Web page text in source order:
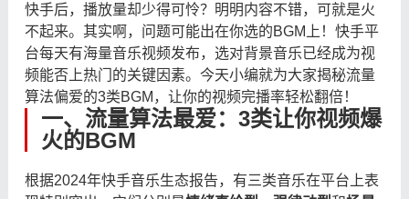
快手后，播放量却少得可怜？明明内容不错，可就是火
不起来。其实啊，问题可能出在你选的BGM上！快手平
台每天有海量音乐视频发布，选对背景音乐已经成为视
频能否上热门的关键因素。今天小编就为大家揭秘流量
算法偏爱的3类BGM，让你的视频完播率轻松翻倍！
一、流量算法最爱：3类让你视频爆
火的BGM
根据2024年快手音乐生态报告，有三类音乐在平台上表